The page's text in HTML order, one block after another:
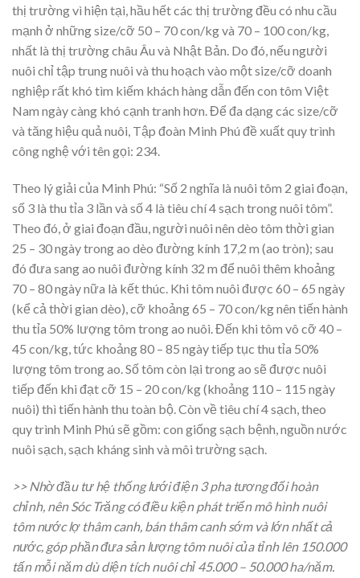
thị trường vì hiện tại, hầu hết các thị trường đều có nhu cầu
mạnh ở những size/cỡ 50 – 70 con/kg và 70 – 100 con/kg,
nhất là thị trường châu Âu và Nhật Bản. Do đó, nếu người
nuôi chỉ tập trung nuôi và thu hoạch vào một size/cỡ doanh
nghiệp rất khó tìm kiếm khách hàng dẫn đến con tôm Việt
Nam ngày càng khó cạnh tranh hơn. Để đa dạng các size/cỡ
và tăng hiệu quả nuôi, Tập đoàn Minh Phú đề xuất quy trình
công nghệ với tên gọi: 234.
Theo lý giải của Minh Phú: “Số 2 nghĩa là nuôi tôm 2 giai đoạn,
số 3 là thu tỉa 3 lần và số 4 là tiêu chí 4 sạch trong nuôi tôm”.
Theo đó, ở giai đoạn đầu, người nuôi nên dèo tôm thời gian
25 – 30 ngày trong ao dèo đường kính 17,2 m (ao tròn); sau
đó đưa sang ao nuôi đường kính 32 m để nuôi thêm khoảng
70 – 80 ngày nữa là kết thúc. Khi tôm nuôi được 60 – 65 ngày
(kể cả thời gian dèo), cỡ khoảng 65 – 70 con/kg nên tiến hành
thu tỉa 50% lượng tôm trong ao nuôi. Đến khi tôm vô cỡ 40 –
45 con/kg, tức khoảng 80 – 85 ngày tiếp tục thu tỉa 50%
lượng tôm trong ao. Số tôm còn lại trong ao sẽ được nuôi
tiếp đến khi đạt cỡ 15 – 20 con/kg (khoảng 110 – 115 ngày
nuôi) thì tiến hành thu toàn bộ. Còn về tiêu chí 4 sạch, theo
quy trình Minh Phú sẽ gồm: con giống sạch bệnh, nguồn nước
nuôi sạch, sạch kháng sinh và môi trường sạch.
>> Nhờ đầu tư hệ thống lưới điện 3 pha tương đối hoàn
chỉnh, nên Sóc Trăng có điều kiện phát triển mô hình nuôi
tôm nước lợ thâm canh, bán thâm canh sớm và lớn nhất cả
nước, góp phần đưa sản lượng tôm nuôi của tỉnh lên 150.000
tấn mỗi năm dù diện tích nuôi chỉ 45.000 – 50.000 ha/năm.